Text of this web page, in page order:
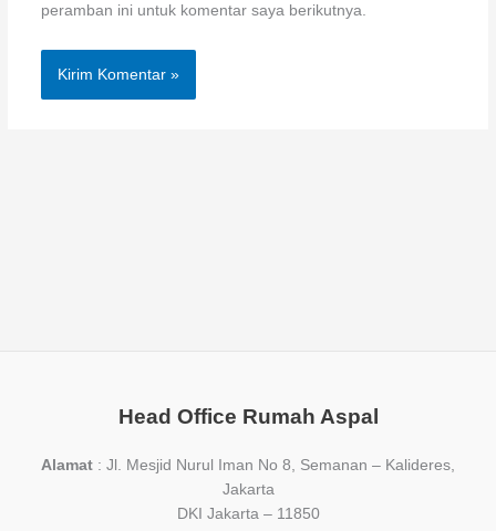
peramban ini untuk komentar saya berikutnya.
Head Office Rumah Aspal
Alamat : Jl. Mesjid Nurul Iman No 8, Semanan – Kalideres,
Jakarta
DKI Jakarta – 11850